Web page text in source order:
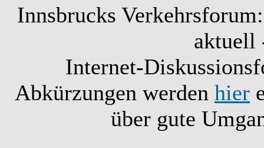
Innsbrucks
Internet-
Abkürzungen werden hier
über gute